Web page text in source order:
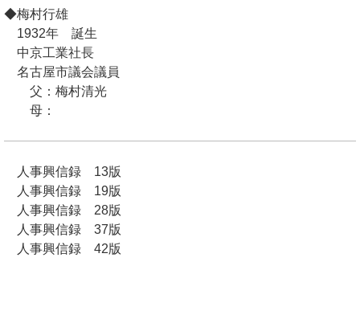
◆梅村行雄
1932年 誕生
中京工業社長
名古屋市議会議員
父：梅村清光
母：
人事興信録 13版
人事興信録 19版
人事興信録 28版
人事興信録 37版
人事興信録 42版